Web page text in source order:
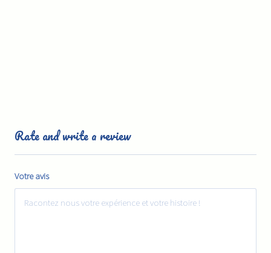
Rate and write a review
Votre avis